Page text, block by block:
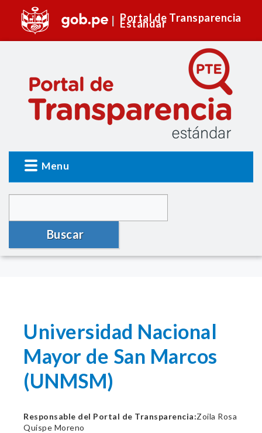
Portal de Transparencia
Estándar
Menu
Buscar
Universidad Nacional
Mayor de San Marcos
(UNMSM)
Responsable del Portal de Transparencia:Zoila Rosa
Quispe Moreno